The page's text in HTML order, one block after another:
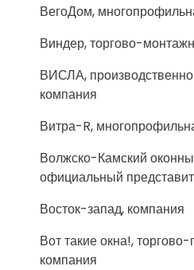
ВегоДом,
Виндер, торгово-
ВИСЛА,
компания
Витра-R,
Волжско-Камский
официальный
Восток-запад, компания
Вот такие окна!,
компания